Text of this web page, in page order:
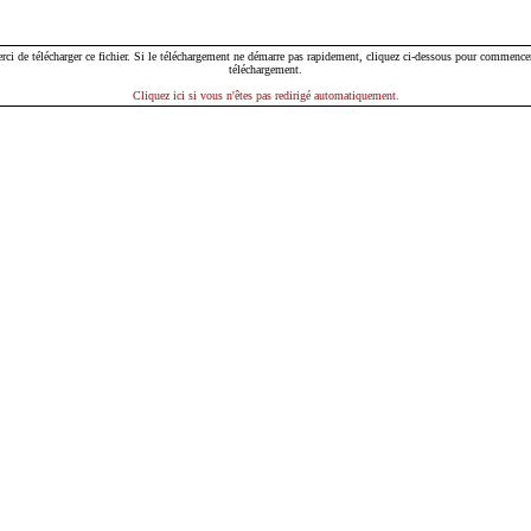
de télécharger ce fichier. Si le téléchargement ne démarre pas rapidement, cliquez ci-dessous pour
téléchargement.
Cliquez ici si vous n'êtes pas redirigé automatiquement.